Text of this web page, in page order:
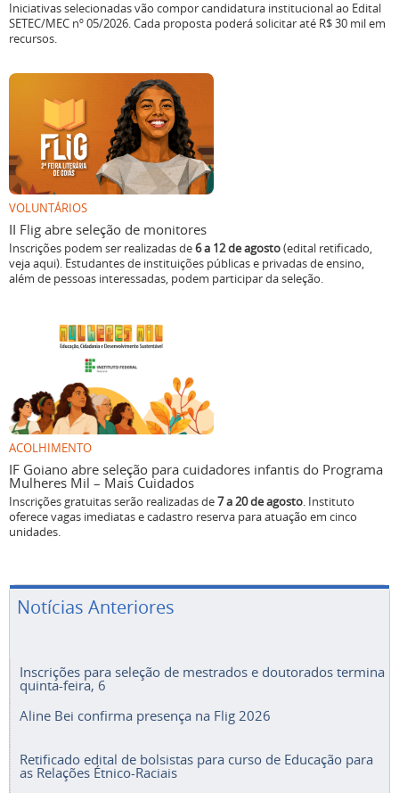
Iniciativas selecionadas vão compor candidatura institucional ao Edital
SETEC/MEC nº 05/2026. Cada proposta poderá solicitar até R$ 30 mil em
recursos.
VOLUNTÁRIOS
II Flig abre seleção de monitores
Inscrições podem ser realizadas de6 a 12 de agosto(edital retificado,
veja aqui). Estudantes de instituições públicas e privadas de ensino,
além de pessoas interessadas, podem participar da seleção.
ACOLHIMENTO
IF Goiano abre seleção para cuidadores infantis do Programa
Mulheres Mil – Mais Cuidados
Inscrições gratuitas serão realizadas de7 a 20 de agosto. Instituto
oferece vagas imediatas e cadastro reserva para atuação em cinco
unidades.
Notícias Anteriores
Inscrições para seleção de mestrados e doutorados termina
quinta-feira, 6
Aline Bei confirma presença na Flig 2026
Retificado edital de bolsistas para curso de Educação para
as Relações Étnico-Raciais